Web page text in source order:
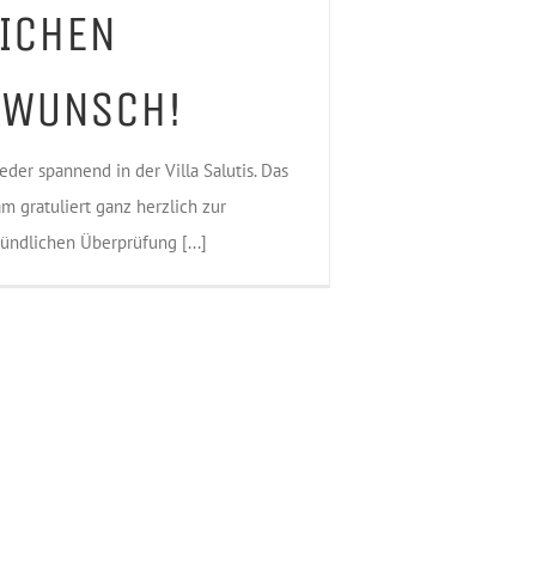
spannend in der Villa Salutis. Das
gratuliert ganz herzlich zur
Überprüfung [...]